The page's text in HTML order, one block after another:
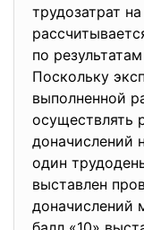
трудозатрат
по
Поскольку
выполненной
осуществлять
доначислений
один
выставлен
доначислений